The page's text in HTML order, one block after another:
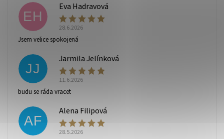
Vaše osobní údaje budou zpracovány dle
ochrany osobních údajů
EH
Eva Hadravová
28.6.2026
Jsem velice spokojená
JJ
Jarmila Jelínková
11.6.2026
budu se ráda vracet
AF
Alena Filipová
28.5.2026